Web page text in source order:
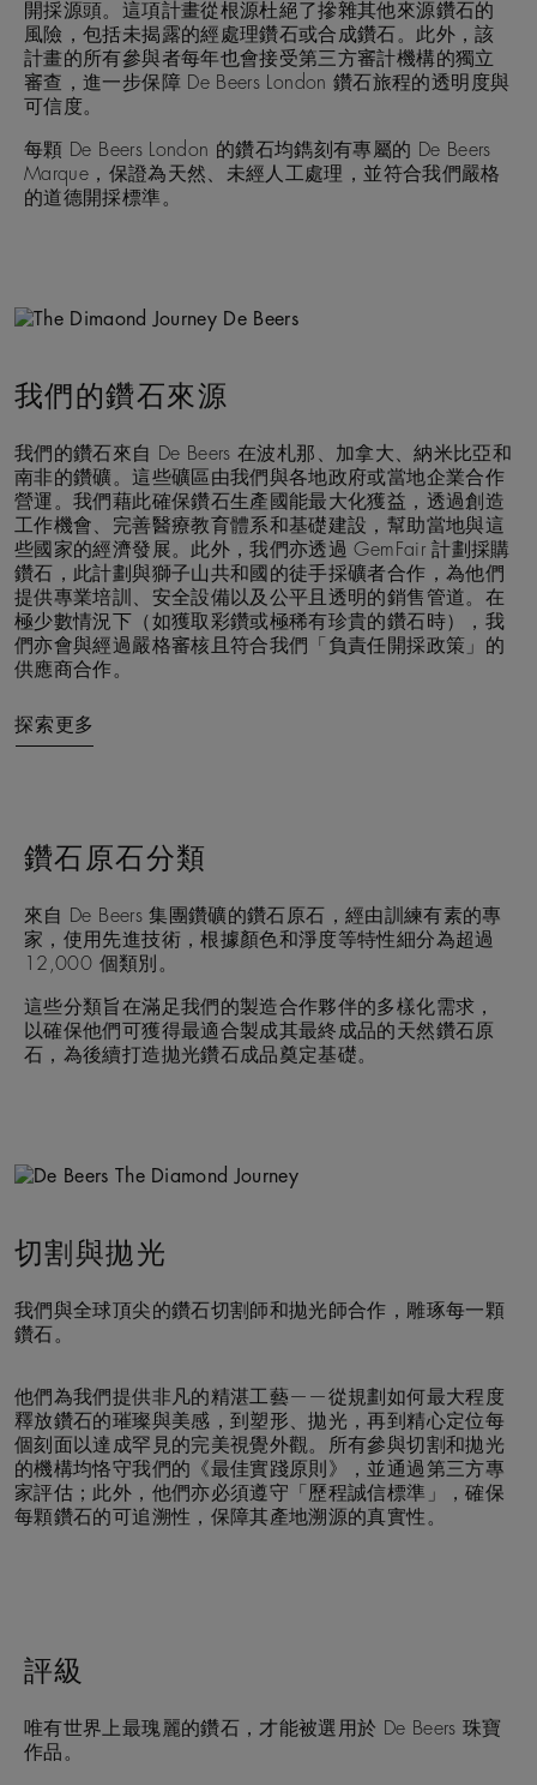
開採源頭。這項計畫從根源杜絕了摻雜其他來源鑽石的
風險，包括未揭露的經處理鑽石或合成鑽石。此外，該
計畫的所有參與者每年也會接受第三方審計機構的獨立
審查，進一步保障 De Beers London 鑽石旅程的透明度與
可信度。
每顆 De Beers London 的鑽石均鐫刻有專屬的 De Beers
Marque，保證為天然、未經人工處理，並符合我們嚴格
的道德開採標準。
我們的鑽石來源
我們的鑽石來自 De Beers 在波札那、加拿大、納米比亞和
南非的鑽礦。這些礦區由我們與各地政府或當地企業合作
營運。我們藉此確保鑽石生產國能最大化獲益，透過創造
工作機會、完善醫療教育體系和基礎建設，幫助當地與這
些國家的經濟發展。此外，我們亦透過 GemFair 計劃採購
鑽石，此計劃與獅子山共和國的徒手採礦者合作，為他們
提供專業培訓、安全設備以及公平且透明的銷售管道。在
極少數情況下（如獲取彩鑽或極稀有珍貴的鑽石時），我
們亦會與經過嚴格審核且符合我們「負責任開採政策」的
供應商合作。
探索更多
鑽石原石分類
來自 De Beers 集團鑽礦的鑽石原石，經由訓練有素的專
家，使用先進技術，根據顏色和淨度等特性細分為超過
12,000 個類別。
這些分類旨在滿足我們的製造合作夥伴的多樣化需求，
以確保他們可獲得最適合製成其最終成品的天然鑽石原
石，為後續打造拋光鑽石成品奠定基礎。
切割與拋光
我們與全球頂尖的鑽石切割師和拋光師合作，雕琢每一顆
鑽石。
他們為我們提供非凡的精湛工藝——從規劃如何最大程度
釋放鑽石的璀璨與美感，到塑形、拋光，再到精心定位每
個刻面以達成罕見的完美視覺外觀。所有參與切割和拋光
的機構均恪守我們的《最佳實踐原則》，並通過第三方專
家評估；此外，他們亦必須遵守「歷程誠信標準」，確保
每顆鑽石的可追溯性，保障其產地溯源的真實性。
評級
唯有世界上最瑰麗的鑽石，才能被選用於 De Beers 珠寶
作品。